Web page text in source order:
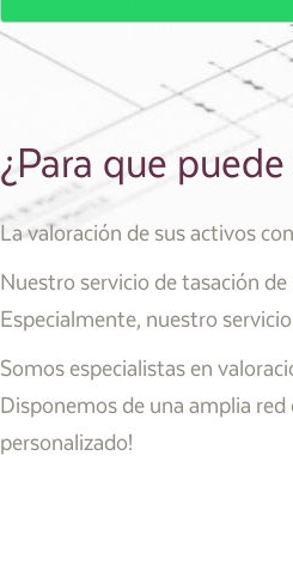
¿Para que
La valoración de sus activos
Nuestro servicio de tasación
Especialmente, nuestro
Somos especialistas en
Disponemos de una amplia
personalizado!